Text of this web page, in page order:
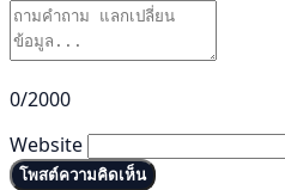
0/2000
Website
โพสต์ความคิดเห็น